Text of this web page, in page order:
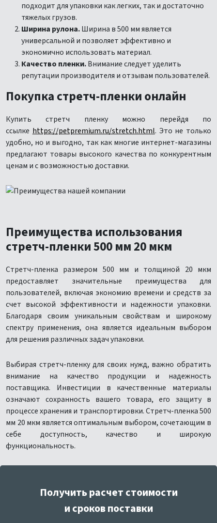
подходит для упаковки как легких, так и достаточно
тяжелых грузов.
Ширина рулона.Ширина в 500 мм является
универсальной и позволяет эффективно и
экономично использовать материал.
Качество пленки.Внимание следует уделить
репутации производителя и отзывам пользователей.
Покупка стретч-пленки онлайн
Купить стретч пленку можно перейдя по
ссылке https://petpremium.ru/stretch.html. Это не только
удобно, но и выгодно, так как многие интернет-магазины
предлагают товары высокого качества по конкурентным
ценам и с возможностью доставки.
Преимущества использования
стретч-пленки 500 мм 20 мкм
Стретч-пленка размером 500 мм и толщиной 20 мкм
предоставляет значительные преимущества для
пользователей, включая экономию времени и средств за
счет высокой эффективности и надежности упаковки.
Благодаря своим уникальным свойствам и широкому
спектру применения, она является идеальным выбором
для решения различных задач упаковки.
Выбирая стретч-пленку для своих нужд, важно обратить
внимание на качество продукции и надежность
поставщика. Инвестиции в качественные материалы
означают сохранность вашего товара, его защиту в
процессе хранения и транспортировки. Стретч-пленка 500
мм 20 мкм является оптимальным выбором, сочетающим в
себе доступность, качество и широкую
функциональность.
Получить расчет стоимости
и сроков поставки